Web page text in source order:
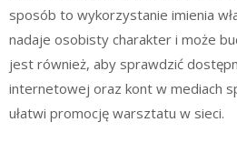
sposób to wykorzystanie imienia
nadaje osobisty charakter i może
jest również, aby sprawdzić
internetowej oraz kont w mediach
ułatwi promocję warsztatu w sieci.